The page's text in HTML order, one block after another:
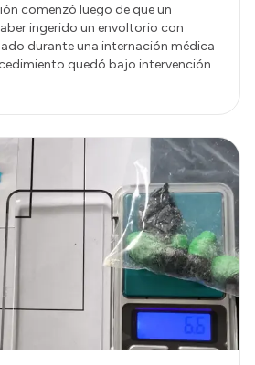
comenzó luego de que un
ingerido un envoltorio con
durante una internación médica
quedó bajo intervención